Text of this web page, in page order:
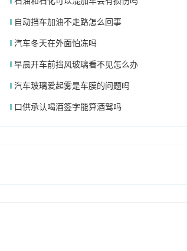
自动挡车加油不走路怎么回事
汽车冬天在外面怕冻吗
早晨开车前挡风玻璃看不见怎么办
汽车玻璃爱起雾是车膜的问题吗
口供承认喝酒签字能算酒驾吗